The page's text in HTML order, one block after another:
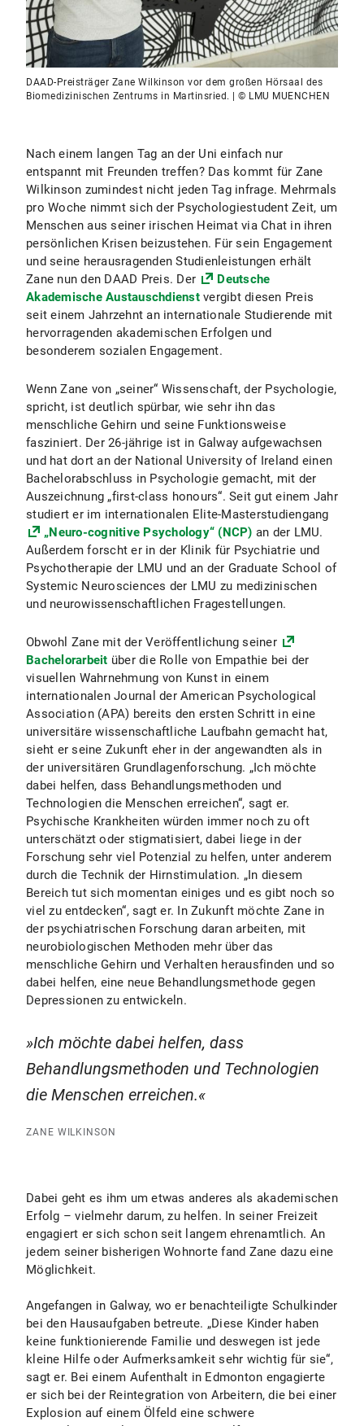
DAAD-Preisträger Zane Wilkinson vor dem großen Hörsaal des
Biomedizinischen Zentrums in Martinsried. | © LMU MUENCHEN
Nach einem langen Tag an der Uni einfach nur
entspannt mit Freunden treffen? Das kommt für Zane
Wilkinson zumindest nicht jeden Tag infrage. Mehrmals
pro Woche nimmt sich der Psychologiestudent Zeit, um
Menschen aus seiner irischen Heimat via Chat in ihren
persönlichen Krisen beizustehen. Für sein Engagement
und seine herausragenden Studienleistungen erhält
Zane nun den DAAD Preis. Der
Deutsche
Akademische Austauschdienstvergibt diesen Preis
seit einem Jahrzehnt an internationale Studierende mit
hervorragenden akademischen Erfolgen und
besonderem sozialen Engagement.
Wenn Zane von „seiner“ Wissenschaft, der Psychologie,
spricht, ist deutlich spürbar, wie sehr ihn das
menschliche Gehirn und seine Funktionsweise
fasziniert. Der 26-jährige ist in Galway aufgewachsen
und hat dort an der National University of Ireland einen
Bachelorabschluss in Psychologie gemacht, mit der
Auszeichnung „first-class honours“. Seit gut einem Jahr
studiert er im internationalen Elite-Masterstudiengang
„Neuro-cognitive Psychology“ (NCP) an der LMU.
Außerdem forscht er in der Klinik für Psychiatrie und
Psychotherapie der LMU und an der Graduate School of
Systemic Neurosciences der LMU zu medizinischen
und neurowissenschaftlichen Fragestellungen.
Obwohl Zane mit der Veröffentlichung seiner
Bachelorarbeit über die Rolle von Empathie bei der
visuellen Wahrnehmung von Kunst in einem
internationalen Journal der American Psychological
Association (APA) bereits den ersten Schritt in eine
universitäre wissenschaftliche Laufbahn gemacht hat,
sieht er seine Zukunft eher in der angewandten als in
der universitären Grundlagenforschung. „Ich möchte
dabei helfen, dass Behandlungsmethoden und
Technologien die Menschen erreichen“, sagt er.
Psychische Krankheiten würden immer noch zu oft
unterschätzt oder stigmatisiert, dabei liege in der
Forschung sehr viel Potenzial zu helfen, unter anderem
durch die Technik der Hirnstimulation. „In diesem
Bereich tut sich momentan einiges und es gibt noch so
viel zu entdecken“, sagt er. In Zukunft möchte Zane in
der psychiatrischen Forschung daran arbeiten, mit
neurobiologischen Methoden mehr über das
menschliche Gehirn und Verhalten herausfinden und so
dabei helfen, eine neue Behandlungsmethode gegen
Depressionen zu entwickeln.
Ich möchte dabei helfen, dass
Behandlungsmethoden und Technologien
die Menschen erreichen.
ZANE WILKINSON
Dabei geht es ihm um etwas anderes als akademischen
Erfolg – vielmehr darum, zu helfen. In seiner Freizeit
engagiert er sich schon seit langem ehrenamtlich. An
jedem seiner bisherigen Wohnorte fand Zane dazu eine
Möglichkeit.
Angefangen in Galway, wo er benachteiligte Schulkinder
bei den Hausaufgaben betreute. „Diese Kinder haben
keine funktionierende Familie und deswegen ist jede
kleine Hilfe oder Aufmerksamkeit sehr wichtig für sie“,
sagt er. Bei einem Aufenthalt in Edmonton engagierte
er sich bei der Reintegration von Arbeitern, die bei einer
Explosion auf einem Ölfeld eine schwere